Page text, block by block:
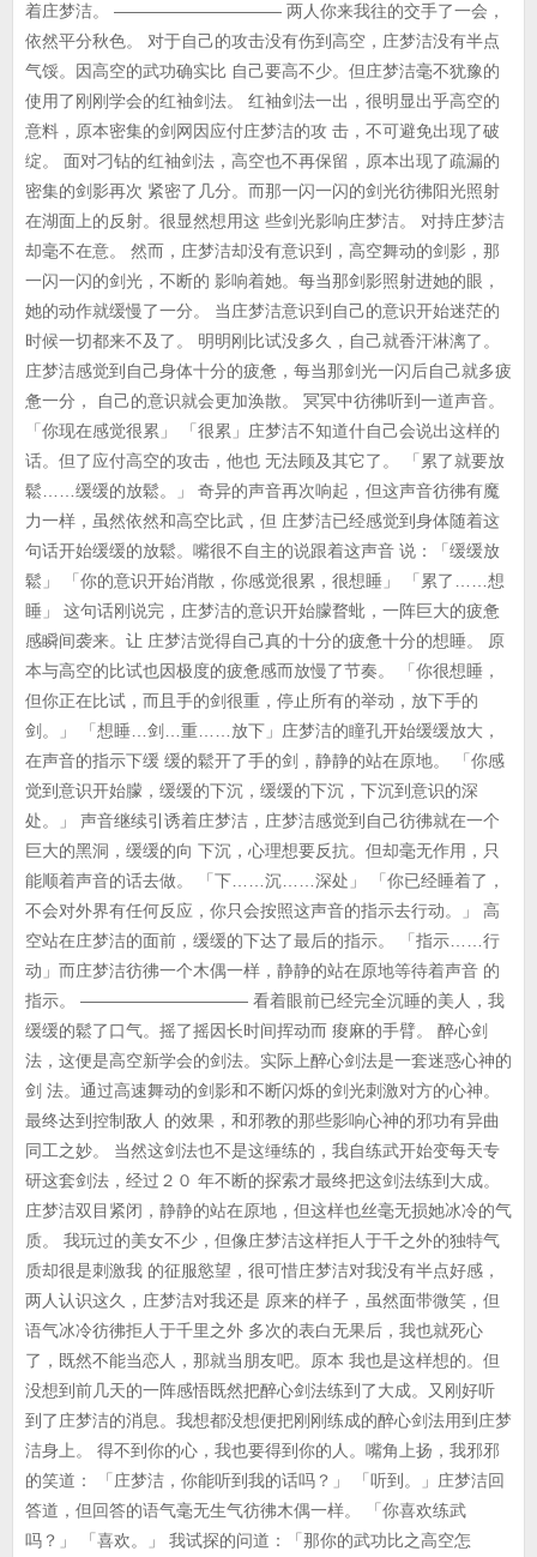
着庄梦洁。 —————————— 两人你来我往的交手了一会，
依然平分秋色。 对于自己的攻击没有伤到高空，庄梦洁没有半点
气馁。因高空的武功确实比 自己要高不少。但庄梦洁毫不犹豫的
使用了刚刚学会的红袖剑法。 红袖剑法一出，很明显出乎高空的
意料，原本密集的剑网因应付庄梦洁的攻 击，不可避免出现了破
绽。 面对刁钻的红袖剑法，高空也不再保留，原本出现了疏漏的
密集的剑影再次 紧密了几分。而那一闪一闪的剑光彷彿阳光照射
在湖面上的反射。很显然想用这 些剑光影响庄梦洁。 对持庄梦洁
却毫不在意。 然而，庄梦洁却没有意识到，高空舞动的剑影，那
一闪一闪的剑光，不断的 影响着她。每当那剑影照射进她的眼，
她的动作就缓慢了一分。 当庄梦洁意识到自己的意识开始迷茫的
时候一切都来不及了。 明明刚比试没多久，自己就香汗淋漓了。
庄梦洁感觉到自己身体十分的疲惫，每当那剑光一闪后自己就多疲
惫一分， 自己的意识就会更加涣散。 冥冥中彷彿听到一道声音。
「你现在感觉很累」 「很累」庄梦洁不知道什自己会说出这样的
话。但了应付高空的攻击，他也 无法顾及其它了。 「累了就要放
鬆……缓缓的放鬆。」 奇异的声音再次响起，但这声音彷彿有魔
力一样，虽然依然和高空比武，但 庄梦洁已经感觉到身体随着这
句话开始缓缓的放鬆。嘴很不自主的说跟着这声音 说：「缓缓放
鬆」 「你的意识开始消散，你感觉很累，很想睡」 「累了……想
睡」 这句话刚说完，庄梦洁的意识开始朦瞀蚍，一阵巨大的疲惫
感瞬间袭来。让 庄梦洁觉得自己真的十分的疲惫十分的想睡。 原
本与高空的比试也因极度的疲惫感而放慢了节奏。 「你很想睡，
但你正在比试，而且手的剑很重，停止所有的举动，放下手的
剑。」 「想睡…剑…重……放下」庄梦洁的瞳孔开始缓缓放大，
在声音的指示下缓 缓的鬆开了手的剑，静静的站在原地。 「你感
觉到意识开始朦，缓缓的下沉，缓缓的下沉，下沉到意识的深
处。」 声音继续引诱着庄梦洁，庄梦洁感觉到自己彷彿就在一个
巨大的黑洞，缓缓的向 下沉，心理想要反抗。但却毫无作用，只
能顺着声音的话去做。 「下……沉……深处」 「你已经睡着了，
不会对外界有任何反应，你只会按照这声音的指示去行动。」 高
空站在庄梦洁的面前，缓缓的下达了最后的指示。 「指示……行
动」而庄梦洁彷彿一个木偶一样，静静的站在原地等待着声音 的
指示。 —————————— 看着眼前已经完全沉睡的美人，我
缓缓的鬆了口气。摇了摇因长时间挥动而 痠麻的手臂。 醉心剑
法，这便是高空新学会的剑法。实际上醉心剑法是一套迷惑心神的
剑 法。通过高速舞动的剑影和不断闪烁的剑光刺激对方的心神。
最终达到控制敌人 的效果，和邪教的那些影响心神的邪功有异曲
同工之妙。 当然这剑法也不是这缍练的，我自练武开始变每天专
研这套剑法，经过２０ 年不断的探索才最终把这剑法练到大成。
庄梦洁双目紧闭，静静的站在原地，但这样也丝毫无损她冰冷的气
质。 我玩过的美女不少，但像庄梦洁这样拒人于千之外的独特气
质却很是刺激我 的征服慾望，很可惜庄梦洁对我没有半点好感，
两人认识这久，庄梦洁对我还是 原来的样子，虽然面带微笑，但
语气冰冷彷彿拒人于千里之外 多次的表白无果后，我也就死心
了，既然不能当恋人，那就当朋友吧。原本 我也是这样想的。但
没想到前几天的一阵感悟既然把醉心剑法练到了大成。又刚好听
到了庄梦洁的消息。我想都没想便把刚刚练成的醉心剑法用到庄梦
洁身上。 得不到你的心，我也要得到你的人。嘴角上扬，我邪邪
的笑道： 「庄梦洁，你能听到我的话吗？」 「听到。」庄梦洁回
答道，但回答的语气毫无生气彷彿木偶一样。 「你喜欢练武
吗？」 「喜欢。」 我试探的问道：「那你的武功比之高空怎